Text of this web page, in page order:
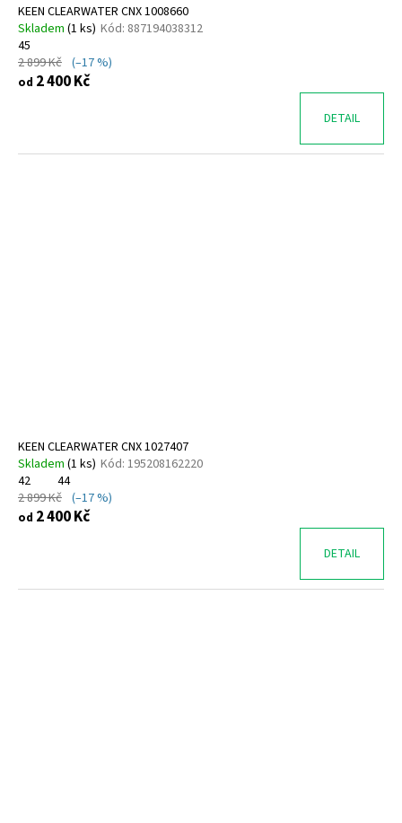
KEEN CLEARWATER CNX 1008660
Skladem (1 ks) Kód: 887194038312
45
2 899 Kč (–17 %)
od 2 400 Kč
DETAIL
KEEN CLEARWATER CNX 1027407
Skladem (1 ks) Kód: 195208162220
42
44
2 899 Kč (–17 %)
od 2 400 Kč
DETAIL